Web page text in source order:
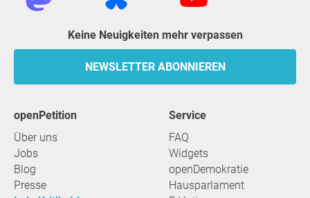
Keine Neuigkeiten mehr verpassen
NEWSLETTER ABONNIEREN
openPetition
Über uns
Jobs
Blog
Presse
Service
FAQ
Widgets
openDemokratie
Hausparlament